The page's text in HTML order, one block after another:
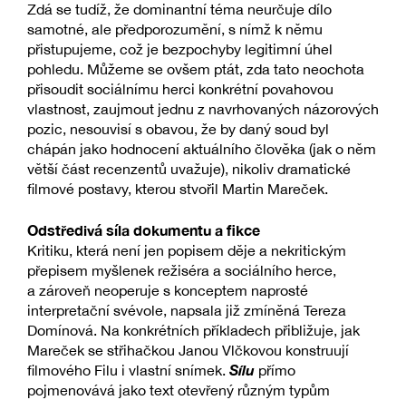
Zdá se tudíž, že dominantní téma neurčuje dílo
samotné, ale předporozumění, s nímž k němu
přistupujeme, což je bezpochyby legitimní úhel
pohledu. Můžeme se ovšem ptát, zda tato neochota
přisoudit sociálnímu herci konkrétní povahovou
vlastnost, zaujmout jednu z navrhovaných názorových
pozic, nesouvisí s obavou, že by daný soud byl
chápán jako hodnocení aktuálního člověka (jak o něm
větší část recenzentů uvažuje), nikoliv dramatické
filmové postavy, kterou stvořil Martin Mareček.
Odstředivá síla dokumentu a fikce
Kritiku, která není jen popisem děje a nekritickým
přepisem myšlenek režiséra a sociálního herce,
a zároveň neoperuje s konceptem naprosté
interpretační svévole, napsala již zmíněná Tereza
Domínová. Na konkrétních příkladech přibližuje, jak
Mareček se střihačkou Janou Vlčkovou konstruují
filmového Filu i vlastní snímek. Sílu přímo
pojmenovává jako text otevřený různým typům